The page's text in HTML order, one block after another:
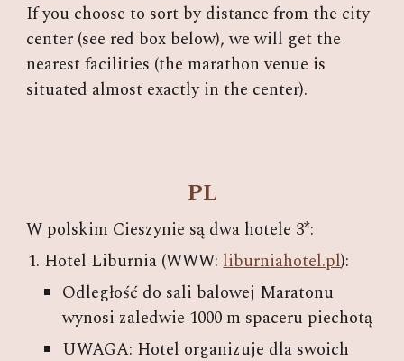
If you choose to sort by distance from the city
center (see red box below), we will get the
nearest facilities (the marathon venue is
situated almost exactly in the center).
PL
W polskim Cieszynie są dwa hotele 3*:
Hotel Liburnia (WWW:liburniahotel.pl):
Odległość do sali balowej Maratonu
wynosi zaledwie 1000 m spaceru piechotą
UWAGA: Hotel organizuje dla swoich